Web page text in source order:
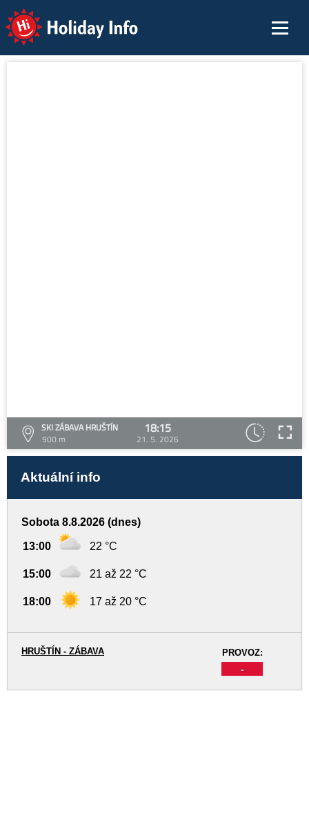
Holiday Info
SKI ZÁBAVA HRUŠTÍN
900 m
18:15
21. 5. 2026
Aktuální info
Sobota 8.8.2026 (dnes)
13:00 22 °C
15:00 21 až 22 °C
18:00 17 až 20 °C
PROVOZ:
-
HRUŠTÍN - ZÁBAVA